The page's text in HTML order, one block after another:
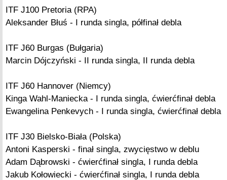
ITF J100 Pretoria (RPA)
Aleksander Błuś - I runda singla, półfinał debla
ITF J60 Burgas (Bułgaria)
Marcin Dójczyński - II runda singla, II runda debla
ITF J60 Hannover (Niemcy)
Kinga Wahl-Maniecka - I runda singla, ćwierćfinał debla
Ewangelina Penkevych - I runda singla, ćwierćfinał debla
ITF J30 Bielsko-Biała (Polska)
Antoni Kasperski - finał singla, zwycięstwo w deblu
Adam Dąbrowski - ćwierćfinał singla, I runda debla
Jakub Kołowiecki - ćwierćfinał singla, I runda debla